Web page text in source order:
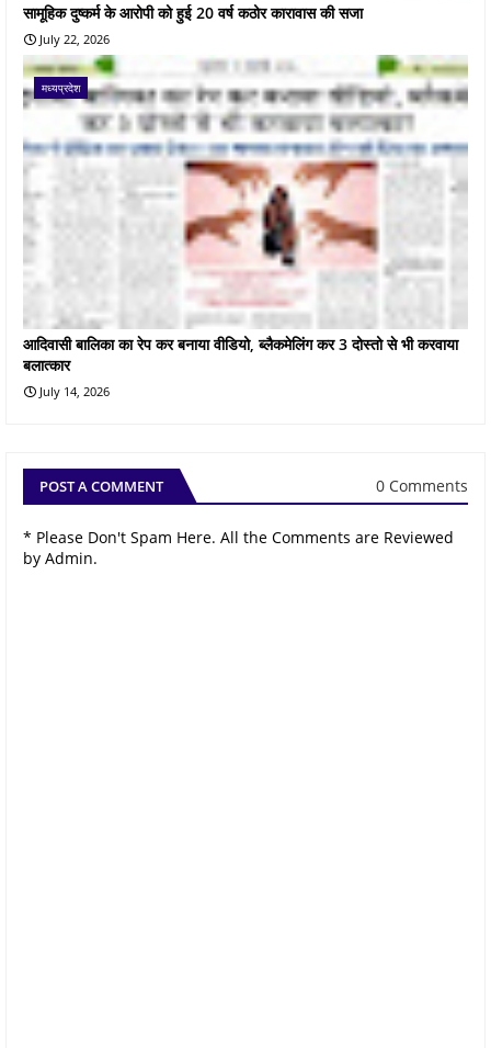
सामूहिक दुष्कर्म के आरोपी को हुई 20 वर्ष कठोर कारावास की सजा
July 22, 2026
मध्यप्रदेश
आदिवासी बालिका का रेप कर बनाया वीडियो, ब्लैकमेलिंग कर 3 दोस्तो से भी करवाया
बलात्कार
July 14, 2026
POST A COMMENT 0 Comments
* Please Don't Spam Here. All the Comments are Reviewed
by Admin.